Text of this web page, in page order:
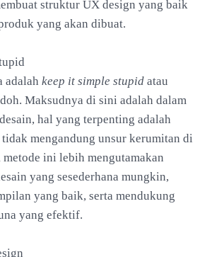
struktur UX design yang baik
yang akan dibuat.
adalah keep it simple stupid atau
Maksudnya di sini adalah dalam
hal yang terpenting adalah
tidak mengandung unsur kerumitan di
metode ini lebih mengutamakan
yang sesederhana mungkin,
yang baik, serta mendukung
yang efektif.